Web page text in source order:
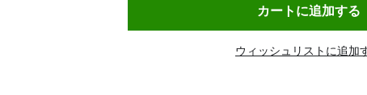
カートに追加する
ウィッシュリストに追加